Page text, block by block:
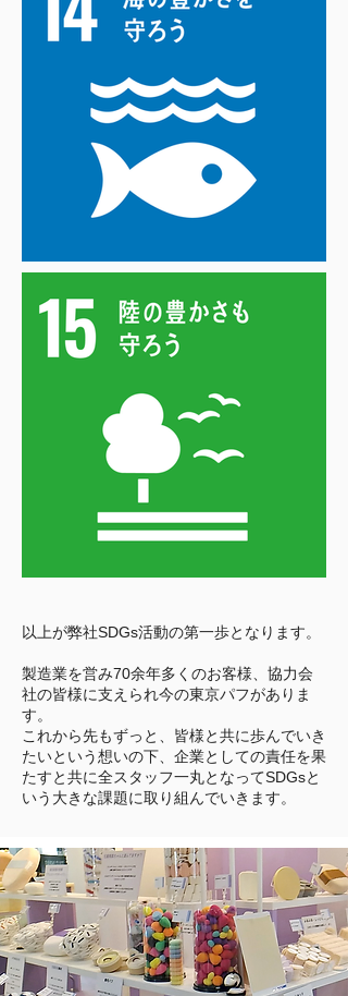
以上が弊社SDGs活動の第一歩となります。
製造業を営み70余年多くのお客様、協力会
社の皆様に支えられ今の東京パフがありま
す。
これから先もずっと、皆様と共に歩んでいき
たいという想いの下、企業としての責任を果
たすと共に全スタッフ一丸となってSDGsと
いう大きな課題に取り組んでいきます。